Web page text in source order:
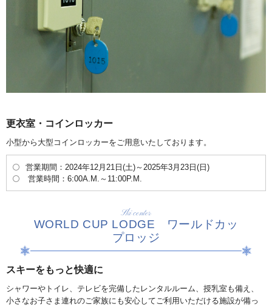
更衣室・コインロッカー
小型から大型コインロッカーをご用意いたしております。
営業期間：2024年12月21日(土)～2025年3月23日(日)
営業時間：6:00A.M.～11:00P.M.
Ski center
WORLD CUP LODGE ワールドカッ
プロッジ
スキーをもっと快適に
シャワーやトイレ、テレビを完備したレンタルルーム、授乳室も備え、
小さなお子さま連れのご家族にも安心してご利用いただける施設が備っ